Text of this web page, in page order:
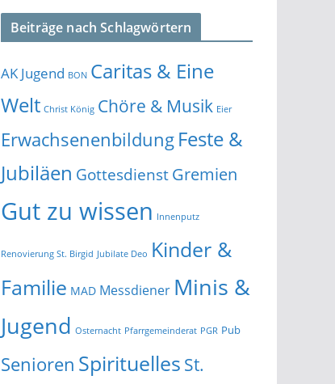
Beiträge nach Schlagwörtern
AK Jugend BON Caritas & Eine
Welt Christ König Chöre & Musik Eier
Erwachsenenbildung Feste &
Jubiläen GottesdienstGremien
Gut zu wissen Innenputz
Renovierung St. Birgid Jubilate Deo Kinder &
Familie MAD Messdiener Minis &
Jugend Osternacht Pfarrgemeinderat PGR Pub
Senioren Spirituelles St.